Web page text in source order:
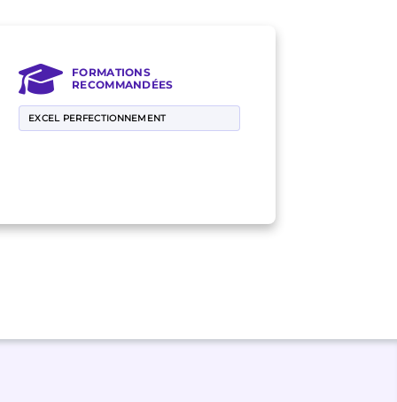
FORMATIONS
RECOMMANDÉES
EXCEL PERFECTIONNEMENT